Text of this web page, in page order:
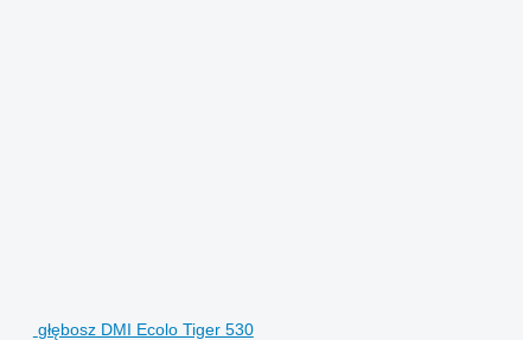
głębosz DMI Ecolo Tiger 530